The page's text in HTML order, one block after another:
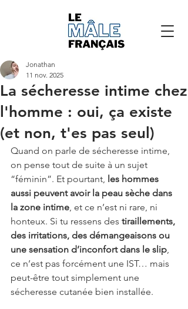
La sécheresse intime chez
l'homme : oui, ça existe
(et non, t'es pas seul)
Jonathan
11 nov. 2025
Quand on parle de sécheresse intime,
on pense tout de suite à un sujet
“féminin”. Et pourtant, les hommes
aussi peuvent avoir la peau sèche dans
la zone intime, et ce n’est ni rare, ni
honteux. Si tu ressens des tiraillements,
des irritations, des démangeaisons ou
une sensation d’inconfort dans le slip,
ce n’est pas forcément une IST… mais
peut-être tout simplement une
sécheresse cutanée bien installée.